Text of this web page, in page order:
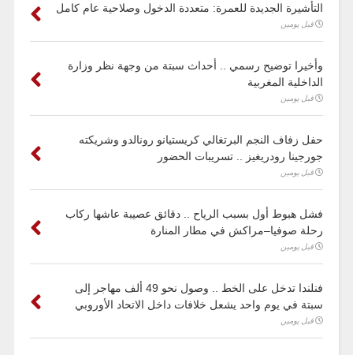
التأشيرة الجديدة للعمرة: متعددة الدخول وصلاحية عام كامل
قبل يومين
وأخيرا توضيح رسمي .. أحداث سبتة من وجهة نظر وزارة
الداخلية المغربية
قبل يومين
حفل زفاف النجم البرتغالي كريستيانو رونالدو وشريكته
جورجينا رودريغيز .. تسريبات الحضور
قبل يومين
فشل هبوط أول بسبب الرياح .. دقائق عصيبة عاشها ركاب
رحلة صوفيا–مراكش في مطار المنارة
قبل يومين
فنلندا تدخل على الخط .. وصول نحو 49 ألف مهاجر إلى
سبتة في يوم واحد يشعل خلافات داخل الاتحاد الأوروبي
قبل يومين